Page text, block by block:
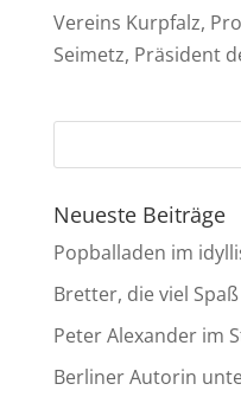
Vereins Kurpfalz,
Seimetz, Präsident
Neueste Beiträge
Popballaden im
Bretter, die viel
Peter Alexander im
Berliner Autorin